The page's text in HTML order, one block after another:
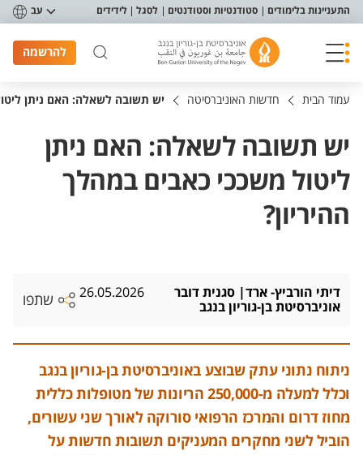
תפריט נגישות
התעניינות בלימודים סטודנטיות וסטודנטים לסגל לידידים עב
להרשמה
עמוד הבית חדשות האוניברסיטה יש תשובה לשאלה: האם ניתן
יש תשובה לשאלה: האם ניתן
ליטול משככי כאבים במהלך
ההיריון?
דיתי הורביץ- ארד| סגנית דובר
אוניברסיטת בן-גוריון בנגב
26.05.2026 שתפו
ניתוח נתוני עתק שבוצע באוניברסיטת בן-גוריון בנגב
וכלל למעלה מ-250,000 הריונות של מטופלות כללית
מחוז דרום והמרכז הרפואי סורוקה לאורך שני עשורים,
הוביל לשני מחקרים המעניקים תשובות חדשות על